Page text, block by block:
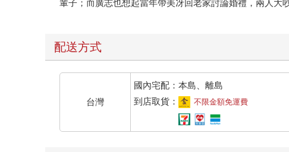
輩子；而廣志也想起當年帶美冴回老家討論婚禮，兩人大
配送方式
台灣
國內宅配：本島、離島
到店取貨：
不限金額免運費